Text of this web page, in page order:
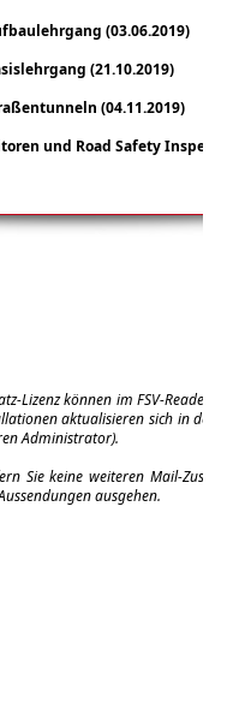
(03.06.2019)
(21.10.2019)
(04.11.2019)
und Road Safety
Lizenz können im FSV-
aktualisieren sich in der
Administrator).
Sie keine weiteren Mail-
ausgehen.